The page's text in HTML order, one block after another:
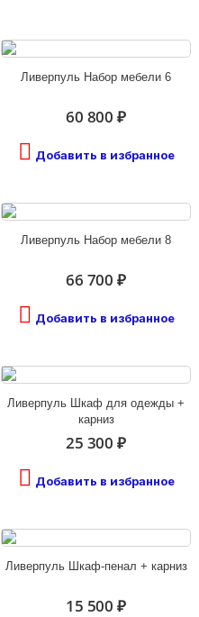
Ливерпуль Набор мебели 6
60 800 ₽
Добавить в избранное
Ливерпуль Набор мебели 8
66 700 ₽
Добавить в избранное
Ливерпуль Шкаф для одежды +
карниз
25 300 ₽
Добавить в избранное
Ливерпуль Шкаф-пенал + карниз
15 500 ₽